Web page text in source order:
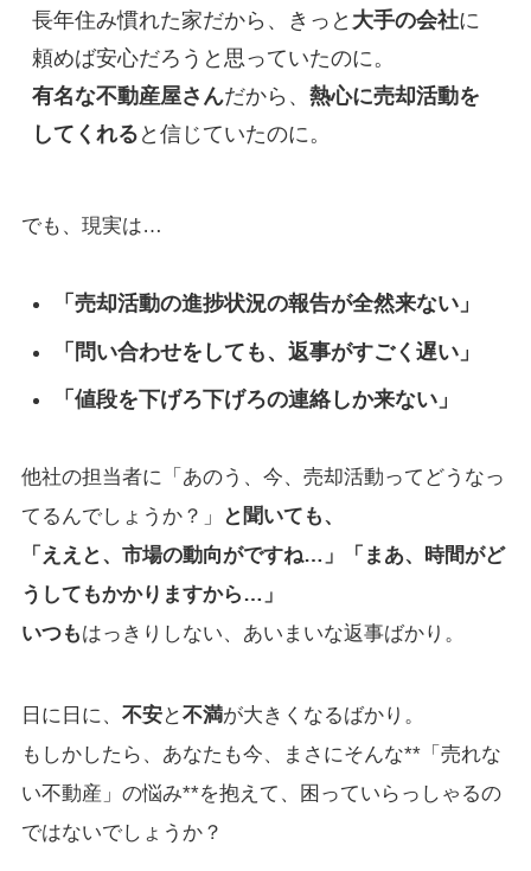
長年住み慣れた家だから、きっと 大手の会社に
有名な不動産屋さんだから、 熱心に売却活動を
してくれる と信じていたのに。
でも、現実は…
「売却活動の進捗状況の報告が全然来ない」
「問い合わせをしても、返事がすごく遅い」
「値段を下げろ下げろの連絡しか来ない」
他社の担当者に「あのう、今、売却活動ってどうなっ
てるんでしょうか？」
と聞いても、
「ええと、市場の動向がですね…」「まあ、時間がど
うしてもかかりますから…」
いつもはっきりしない、あいまいな返事ばかり。
日に日に、 不安と不満が大きくなるばかり。
もしかしたら、あなたも今、まさにそんな**「売れな
い不動産」の悩み**を抱えて、困っていらっしゃるの
ではないでしょうか？